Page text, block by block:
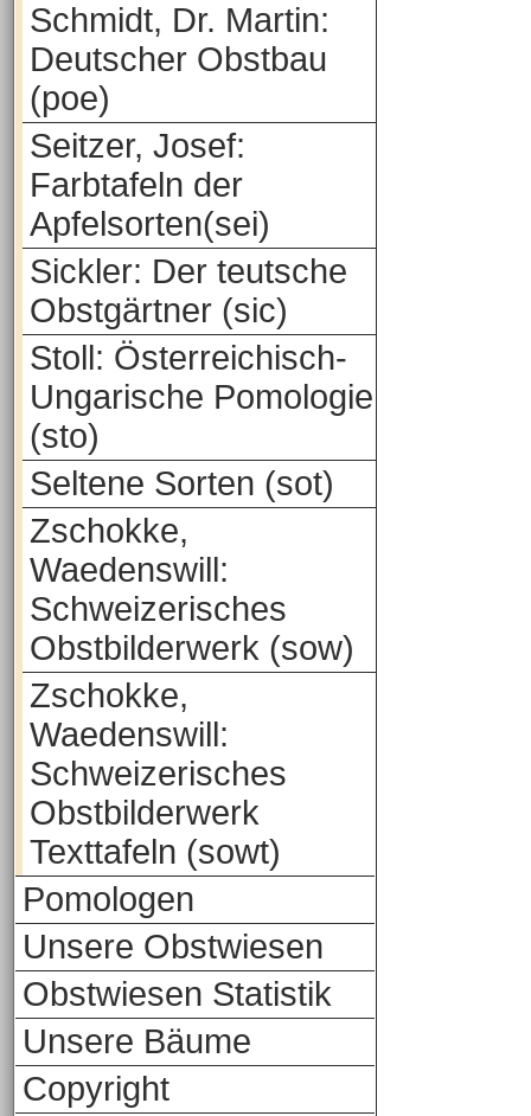
Schmidt, Dr. Martin:
Deutscher Obstbau
(poe)
Seitzer, Josef:
Farbtafeln der
Apfelsorten(sei)
Sickler: Der teutsche
Obstgärtner (sic)
Stoll: Österreichisch-
Ungarische Pomologie
(sto)
Seltene Sorten (sot)
Zschokke,
Waedenswill:
Schweizerisches
Obstbilderwerk (sow)
Zschokke,
Waedenswill:
Schweizerisches
Obstbilderwerk
Texttafeln (sowt)
Pomologen
Unsere Obstwiesen
Obstwiesen Statistik
Unsere Bäume
Copyright